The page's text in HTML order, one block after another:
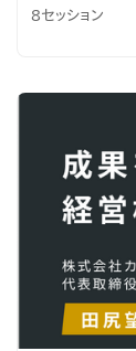
8セッション